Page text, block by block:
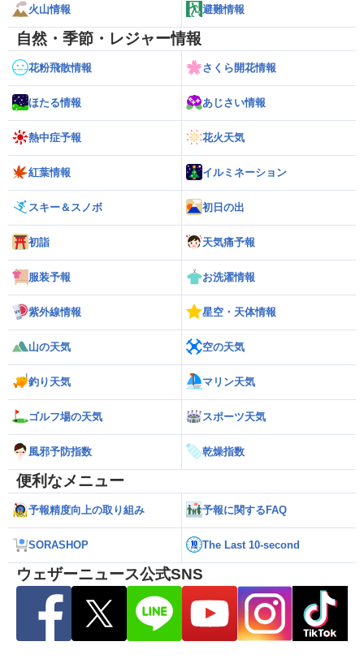
火山情報 避難情報
自然・季節・レジャー情報
花粉飛散情報 さくら開花情報
ほたる情報 あじさい情報
熱中症予報 花火天気
紅葉情報 イルミネーション
スキー＆スノボ 初日の出
初詣 天気痛予報
服装予報 お洗濯情報
紫外線情報 星空・天体情報
山の天気 空の天気
釣り天気 マリン天気
ゴルフ場の天気 スポーツ天気
風邪予防指数 乾燥指数
便利なメニュー
予報精度向上の取り組み 予報に関するFAQ
SORASHOP The Last 10-second
ウェザーニュース公式SNS